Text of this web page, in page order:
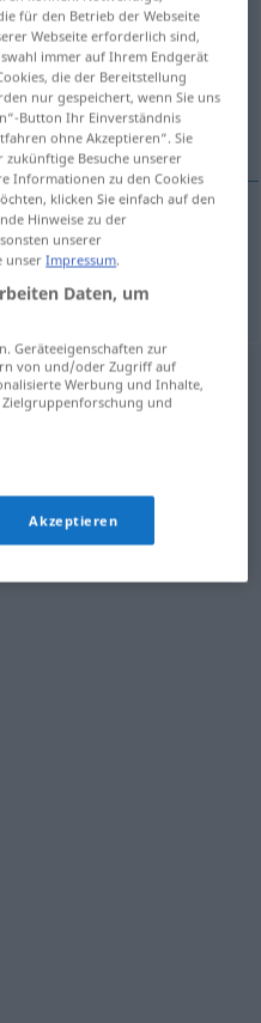
anklicken/antippen)
für den Betrieb der Webseite
Webseite erforderlich sind,
immer auf Ihrem Endgerät
die der Bereitstellung
nur gespeichert, wenn Sie uns
Button Ihr Einverständnis
ohne Akzeptieren“. Sie
Besuche unserer
Informationen zu den Cookies
klicken Sie einfach auf den
Hinweise zu der
unserer
unserImpressum
Daten, um
Geräteeigenschaften zur
von und/oder Zugriff auf
Werbung und Inhalte,
und
Akzeptieren